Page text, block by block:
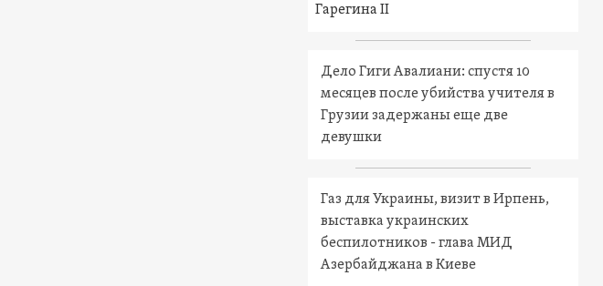
Гарегина II
Дело Гиги Авалиани: спустя 10
месяцев после убийства учителя в
Грузии задержаны еще две
девушки
Газ для Украины, визит в Ирпень,
выставка украинских
беспилотников - глава МИД
Азербайджана в Киеве